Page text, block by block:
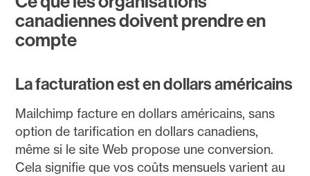
canadiennes doivent prendre en
compte
La facturation est en dollars américains
Mailchimp facture en dollars américains, sans
option de tarification en dollars canadiens,
même si le site Web propose une conversion.
Cela signifie que vos coûts mensuels varient au